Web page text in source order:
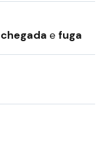
chegada e fuga